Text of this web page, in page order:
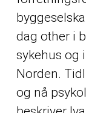
dag otheri
sykehus og
Norden.
og nå